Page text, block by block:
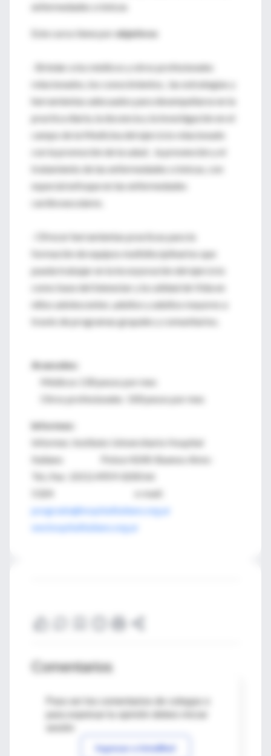
enfermedades crónicas
Este curso tiene por objetivos
· Brindar a los médicos y otros profesionales
relacionados, los conocimientos, las estrategias y
herramientas adecuados para desempeñarse en la
practica diaria, la docencia y la investigación en el
campo de la Medicina del ejercicio relacionado
con la promoción de la salud , la prevención y el
tratamiento de las enfermedades crónicas, con
especial enfoque en las enfermedades
cardiovasculares.
· Ofrecer herramientas practicas para la
formación de equipos multidisciplinarios que
pueda trabajar en la incorporación del ejercicio
como base del bienestar y la calidad de Vida en
niños adolescentes ,adultos y adultos mayores a
través de programas grupales y comunitarios.
Aranceles:
Médicos 130 pesos por mes
Otros profesionales 100 pesos por mes
Informes:
Informes :Instituto Universitario Hospital
Italiano Potosí 4240-Buenos Aires-
Tel../fax : (011) 4959-0200 int
5324 e-mail:
posgrado@hospitalitaliano.org.ar
ww.hospitalitaliano.org.ar
Comentarios
Para ver los comentarios de colegas o
Ingresar a IntraMed